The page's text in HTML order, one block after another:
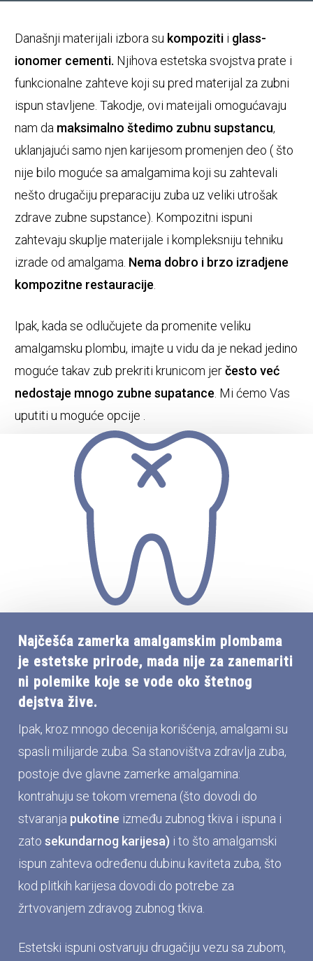
Današnji materijali izbora su kompoziti i glass-
ionomer cementi. Njihova estetska svojstva prate i
funkcionalne zahteve koji su pred materijal za zubni
ispun stavljene. Takodje, ovi mateijali omogućavaju
nam da maksimalno štedimo zubnu supstancu,
uklanjajući samo njen karijesom promenjen deo ( što
nije bilo moguće sa amalgamima koji su zahtevali
nešto drugačiju preparaciju zuba uz veliki utrošak
zdrave zubne supstance). Kompozitni ispuni
zahtevaju skuplje materijale i kompleksniju tehniku
izrade od amalgama. Nema dobro i brzo izradjene
kompozitne restauracije
Ipak, kada se odlučujete da promenite veliku
amalgamsku plombu, imajte u vidu da je nekad jedino
moguće takav zub prekriti krunicom jerčesto već
nedostaje mnogo zubne supatance . Mi ćemo Vas
uputiti u moguće opcije .
Najčešća zamerka amalgamskim plombama
je estetske prirode, mada nije za zanemariti
ni polemike koje se vode oko štetnog
dejstva žive.
Ipak, kroz mnogo decenija korišćenja, amalgami su
spasli milijarde zuba. Sa stanovištva zdravlja zuba,
postoje dve glavne zamerke amalgamina:
kontrahuju se tokom vremena (što dovodi do
stvaranja pukotine između zubnog tkiva i ispuna i
zato sekundarnog karijesa) i to što amalgamski
ispun zahteva određenu dubinu kaviteta zuba, što
kod plitkih karijesa dovodi do potrebe za
žrtvovanjem zdravog zubnog tkiva.
Estetski ispuni ostvaruju drugačiju vezu sa zubom,